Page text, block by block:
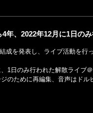
年、2022年12月に1日の
成を発表し、ライブ活動を行
1日のみ行われた解散ライブ
のために再編集、音声はドル